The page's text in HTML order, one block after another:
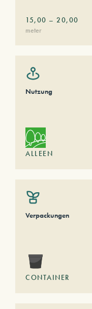
15,00 – 20,00
meter
Nutzung
ALLEEN
Verpackungen
CONTAINER